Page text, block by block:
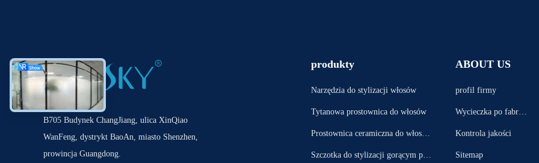
B705 Budynek ChangJiang, ulica XinQiao
WanFeng, dystrykt BaoAn, miasto Shenzhen,
prowincja Guangdong.
produkty
Narzędzia do stylizacji włosów
Tytanowa prostownica do włosów
Prostownica ceramiczna do włosó
Szczotka do stylizacji gorącym po
ABOUT US
profil firmy
Wycieczka po fabryc
Kontrola jakości
Sitemap